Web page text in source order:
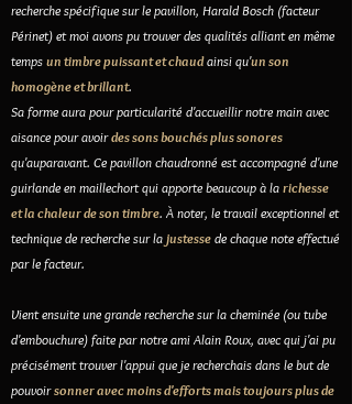
recherche spécifique sur le pavillon, Harald Bosch (facteur
Périnet) et moi avons pu trouver des qualités alliant en même
tempsun timbre puissant et chaudainsi qu'un son
homogène et brillant.
Sa forme aura pour particularité d'accueillir notre main avec
aisance pour avoirdes sons bouchés plus sonores
qu'auparavant. Ce pavillon chaudronné est accompagné d'une
guirlande en maillechort qui apporte beaucoup à larichesse
et la chaleur de son timbre. À noter, le travail exceptionnel et
technique de recherche sur lajustessede chaque note effectué
par le facteur.
Vient ensuite une grande recherche sur la cheminée (ou tube
d'embouchure) faite par notre ami Alain Roux, avec qui j'ai pu
précisément trouver l'appui que je recherchais dans le but de
pouvoirsonner avec moins d'efforts mais toujours plus de